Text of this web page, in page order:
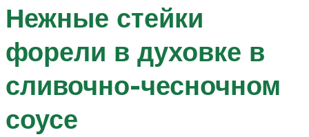
Нежные стейки
форели в духовке в
сливочно-чесночном
соусе